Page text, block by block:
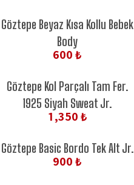
Göztepe Beyaz Kısa Kollu Bebek
Body
600 ₺
Göztepe Kol Parçalı Tam Fer.
1925 Siyah Sweat Jr.
1,350 ₺
Göztepe Basic Bordo Tek Alt Jr.
900 ₺